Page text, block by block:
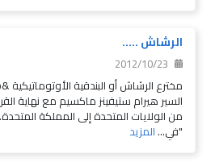
الرشاش .....
2012/10/23
السير هيرام ستيفينز ماكسيم مع نهاية
من الولايات المتحدة إلى المملكة
"في...المزيد